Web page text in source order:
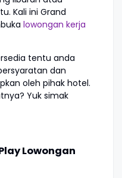
Kali ini Grand
lowongan kerja
tentu anda
dan
oleh pihak hotel.
Yuk simak
Lowongan